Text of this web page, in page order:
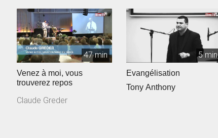
47 min
Venez à moi, vous
trouverez repos
Claude Greder
5 min
Evangélisation
Tony Anthony